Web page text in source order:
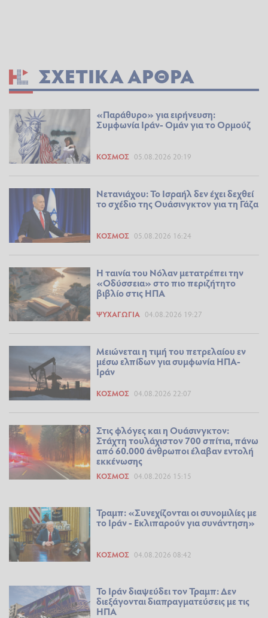
ΣΧΕΤΙΚΆ ΆΡΘΡΑ
«Παράθυρο» για ειρήνευση:
Συμφωνία Ιράν- Ομάν για το Ορμούζ
ΚΌΣΜΟΣ 05.08.2026 20:19
Νετανιάχου: Το Ισραήλ δεν έχει δεχθεί
το σχέδιο της Ουάσινγκτον για τη Γάζα
ΚΌΣΜΟΣ 05.08.2026 16:24
Η ταινία του Νόλαν μετατρέπει την
«Οδύσσεια» στο πιο περιζήτητο
βιβλίο στις ΗΠΑ
ΨΥΧΑΓΩΓΊΑ 04.08.2026 19:27
Μειώνεται η τιμή του πετρελαίου εν
μέσω ελπίδων για συμφωνία ΗΠΑ-
Ιράν
ΚΌΣΜΟΣ 04.08.2026 22:07
Στις φλόγες και η Ουάσινγκτον:
Στάχτη τουλάχιστον 700 σπίτια, πάνω
από 60.000 άνθρωποι έλαβαν εντολή
εκκένωσης
ΚΌΣΜΟΣ 04.08.2026 15:15
Τραμπ: «Συνεχίζονται οι συνομιλίες με
το Ιράν - Εκλιπαρούν για συνάντηση»
ΚΌΣΜΟΣ 04.08.2026 08:42
Το Ιράν διαψεύδει τον Τραμπ: Δεν
διεξάγονται διαπραγματεύσεις με τις
ΗΠΑ